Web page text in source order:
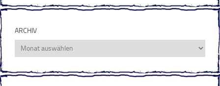
ARCHIV
Archiv